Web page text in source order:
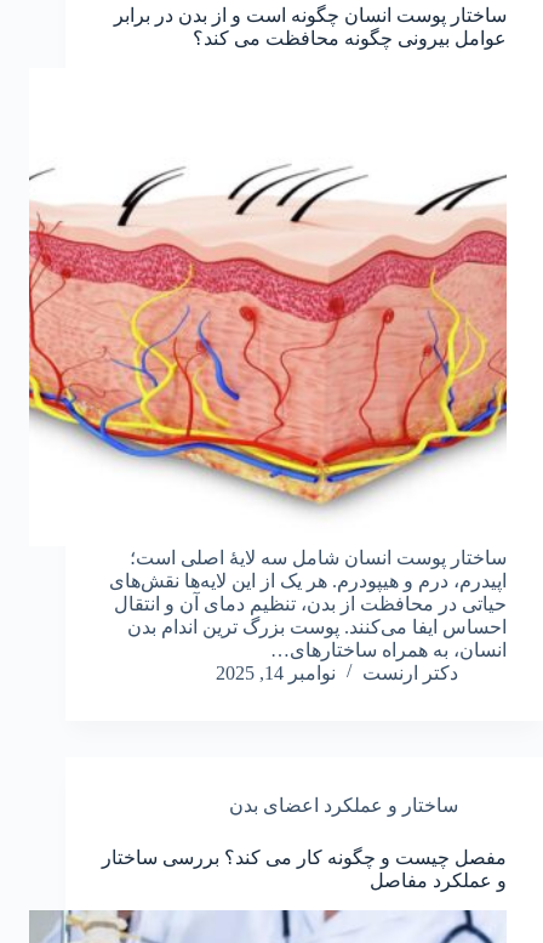
ساختار پوست انسان چگونه است و از بدن در برابر
عوامل بیرونی چگونه محافظت می کند؟
ساختار پوست انسان شامل سه لایهٔ اصلی است؛
اپیدرم، درم و هیپودرم. هر یک از این لایه‌ها نقش‌های
حیاتی در محافظت از بدن، تنظیم دمای آن و انتقال
احساس ایفا می‌کنند. پوست بزرگ‌ ترین اندام بدن
انسان، به همراه ساختارهای…
دکتر ارنست
نوامبر 14, 2025
ساختار و عملکرد اعضای بدن
مفصل چیست و چگونه کار می کند؟ بررسی ساختار
و عملکرد مفاصل